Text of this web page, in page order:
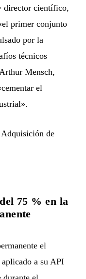
director científico,
primer conjunto
por la
técnicos
Mensch,
el
de
75 % en la
el
a su API